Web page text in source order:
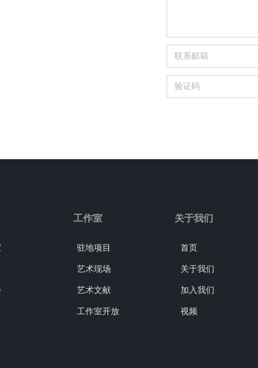
驻地项目
艺术现场
艺术文献
工作室开放
工作室
首页
关于我们
加入我们
视频
关于我们